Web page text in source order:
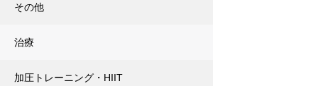
その他
治療
加圧トレーニング・HIIT